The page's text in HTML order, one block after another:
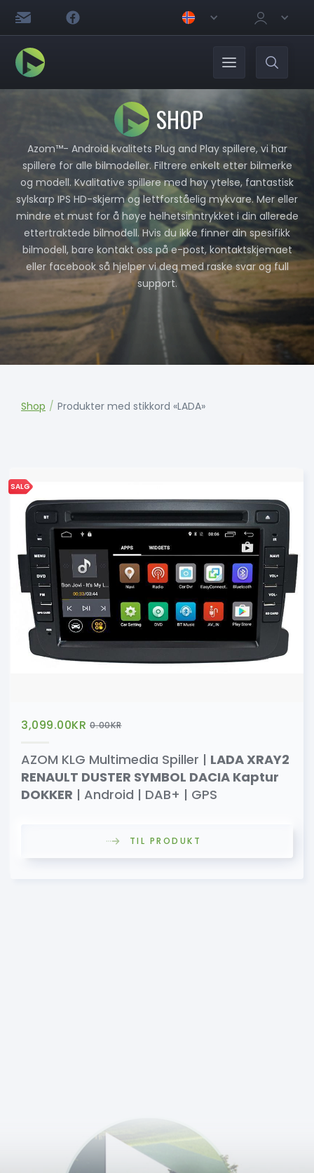
SHOP
Azom™- Android kvalitets Plug and Play spillere, vi har
spillere for alle bilmodeller. Filtrere enkelt etter bilmerke
og modell. Kvalitative spillere med høy ytelse, fantastisk
sylskarp IPS HD-skjerm og lettforståelig mykvare. Mer eller
mindre et must for å høye helhetsinntrykket i din allerede
ettertraktede bilmodell. Hvis du ikke finner din spesifikk
bilmodell, bare kontakt oss på e-post, kontaktskjemaet
eller facebook så hjelper vi deg med raske svar og full
support.
Shop / Produkter med stikkord «LADA»
SALG
3,099.00KR 0.00KR
AZOM KLG Multimedia Spiller | LADA XRAY2
RENAULT DUSTER SYMBOL DACIA Kaptur
DOKKER | Android | DAB+ | GPS
TIL PRODUKT